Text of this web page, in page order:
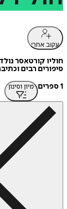
עקוב אחרי
סיפורים רבים
1 ספרים
מיון וסינון